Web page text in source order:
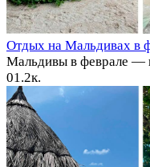
Отдых на Мальдивах в
Мальдивы в феврале —
01.2к.